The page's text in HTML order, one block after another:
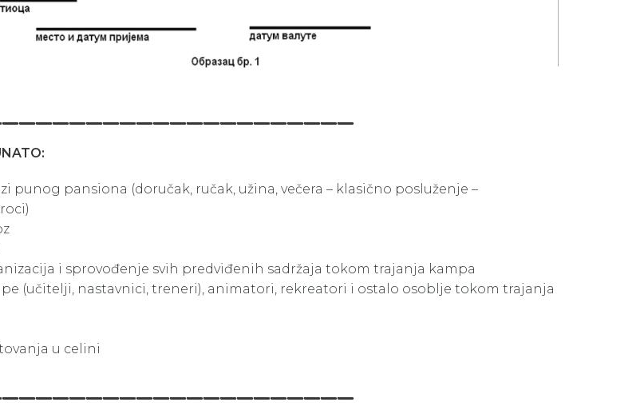
punog pansiona (doručak, ručak, užina, večera – klasično posluženje –
i sprovođenje svih predviđenih sadržaja tokom trajanja kampa
(učitelji, nastavnici, treneri), animatori, rekreatori i ostalo osoblje tokom trajanja
u celini